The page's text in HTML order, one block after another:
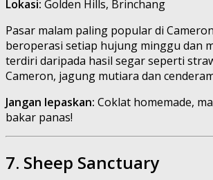
Lokasi: Golden Hills, Brinchang
Pasar malam paling popular di
beroperasi setiap hujung minggu dan
terdiri daripada hasil segar seperti
Cameron, jagung mutiara dan
Jangan lepaskan: Coklat homemade,
bakar panas!
7. Sheep Sanctuary